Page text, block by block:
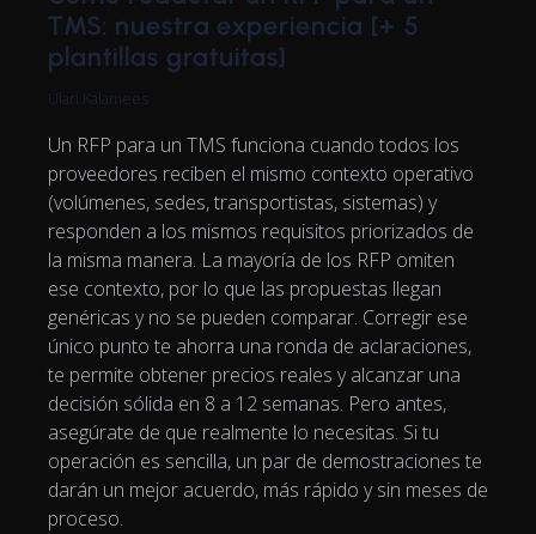
TMS: nuestra experiencia [+ 5
plantillas gratuitas]
Ülari Kalamees
Un RFP para un TMS funciona cuando todos los
proveedores reciben el mismo contexto operativo
(volúmenes, sedes, transportistas, sistemas) y
responden a los mismos requisitos priorizados de
la misma manera. La mayoría de los RFP omiten
ese contexto, por lo que las propuestas llegan
genéricas y no se pueden comparar. Corregir ese
único punto te ahorra una ronda de aclaraciones,
te permite obtener precios reales y alcanzar una
decisión sólida en 8 a 12 semanas. Pero antes,
asegúrate de que realmente lo necesitas. Si tu
operación es sencilla, un par de demostraciones te
darán un mejor acuerdo, más rápido y sin meses de
proceso.